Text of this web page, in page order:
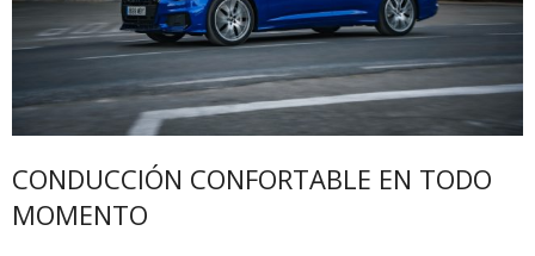
CONDUCCIÓN CONFORTABLE EN TODO
MOMENTO